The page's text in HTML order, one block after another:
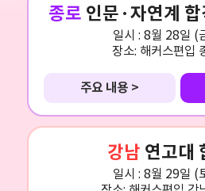
종로 인문·자연계
일시 : 8월 28일 (
장소: 해커스편입
주요 내용 >
강남 연고대
일시 : 8월 29일 (